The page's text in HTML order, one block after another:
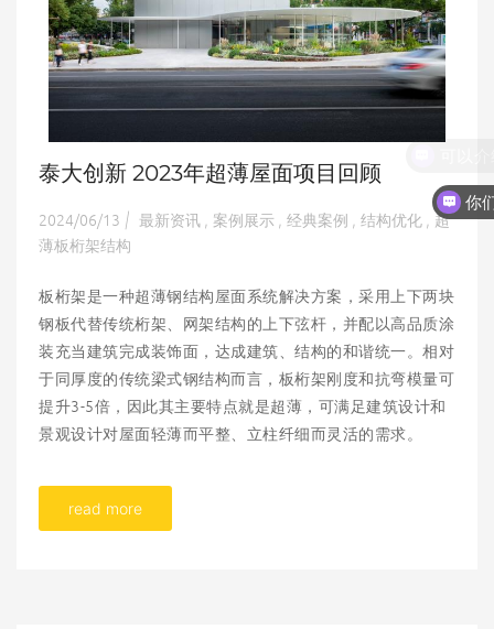
泰大创新 2023年超薄屋面项目回顾
2024/06/13 | 最新资讯 案例展示 经典案例 结构优化 超
薄板桁架结构
板桁架是一种超薄钢结构屋面系统解决方案，采用上下两块
钢板代替传统桁架、网架结构的上下弦杆，并配以高品质涂
装充当建筑完成装饰面，达成建筑、结构的和谐统一。相对
于同厚度的传统梁式钢结构而言，板桁架刚度和抗弯模量可
提升3-5倍，因此其主要特点就是超薄，可满足建筑设计和
景观设计对屋面轻薄而平整、立柱纤细而灵活的需求。
read more
你